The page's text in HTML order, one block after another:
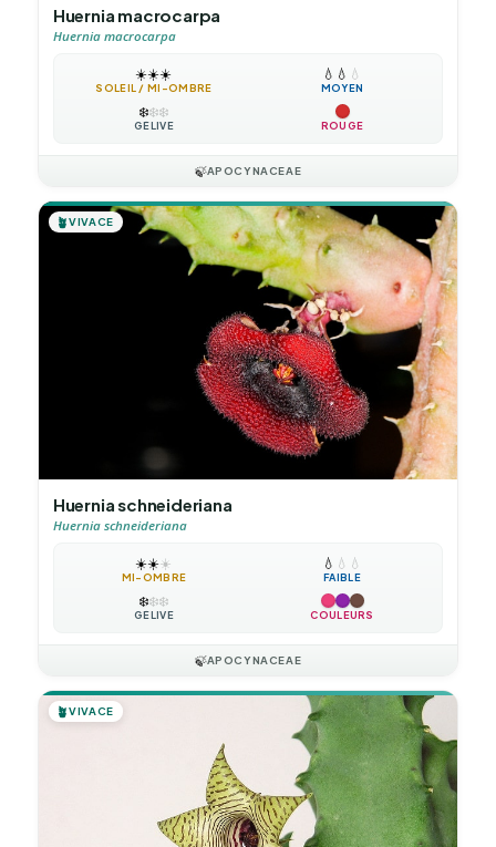
Huernia macrocarpa
Huernia macrocarpa
☀️☀️☀️
SOLEIL / MI-OMBRE
💧 💧 💧
MOYEN
❄️❄️❄️
GÉLIVE ROUGE
🍃APOCYNACEAE
🪴VIVACE
Huernia schneideriana
Huernia schneideriana
☀️☀️☀️
MI-OMBRE
💧 💧 💧
FAIBLE
❄️❄️❄️
GÉLIVE COULEURS
🍃APOCYNACEAE
🪴VIVACE